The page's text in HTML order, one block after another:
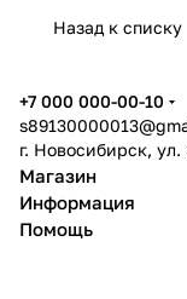
Назад к списку
+7 000 000-00-10
г. Новосибирск,
Магазин
Информация
Помощь